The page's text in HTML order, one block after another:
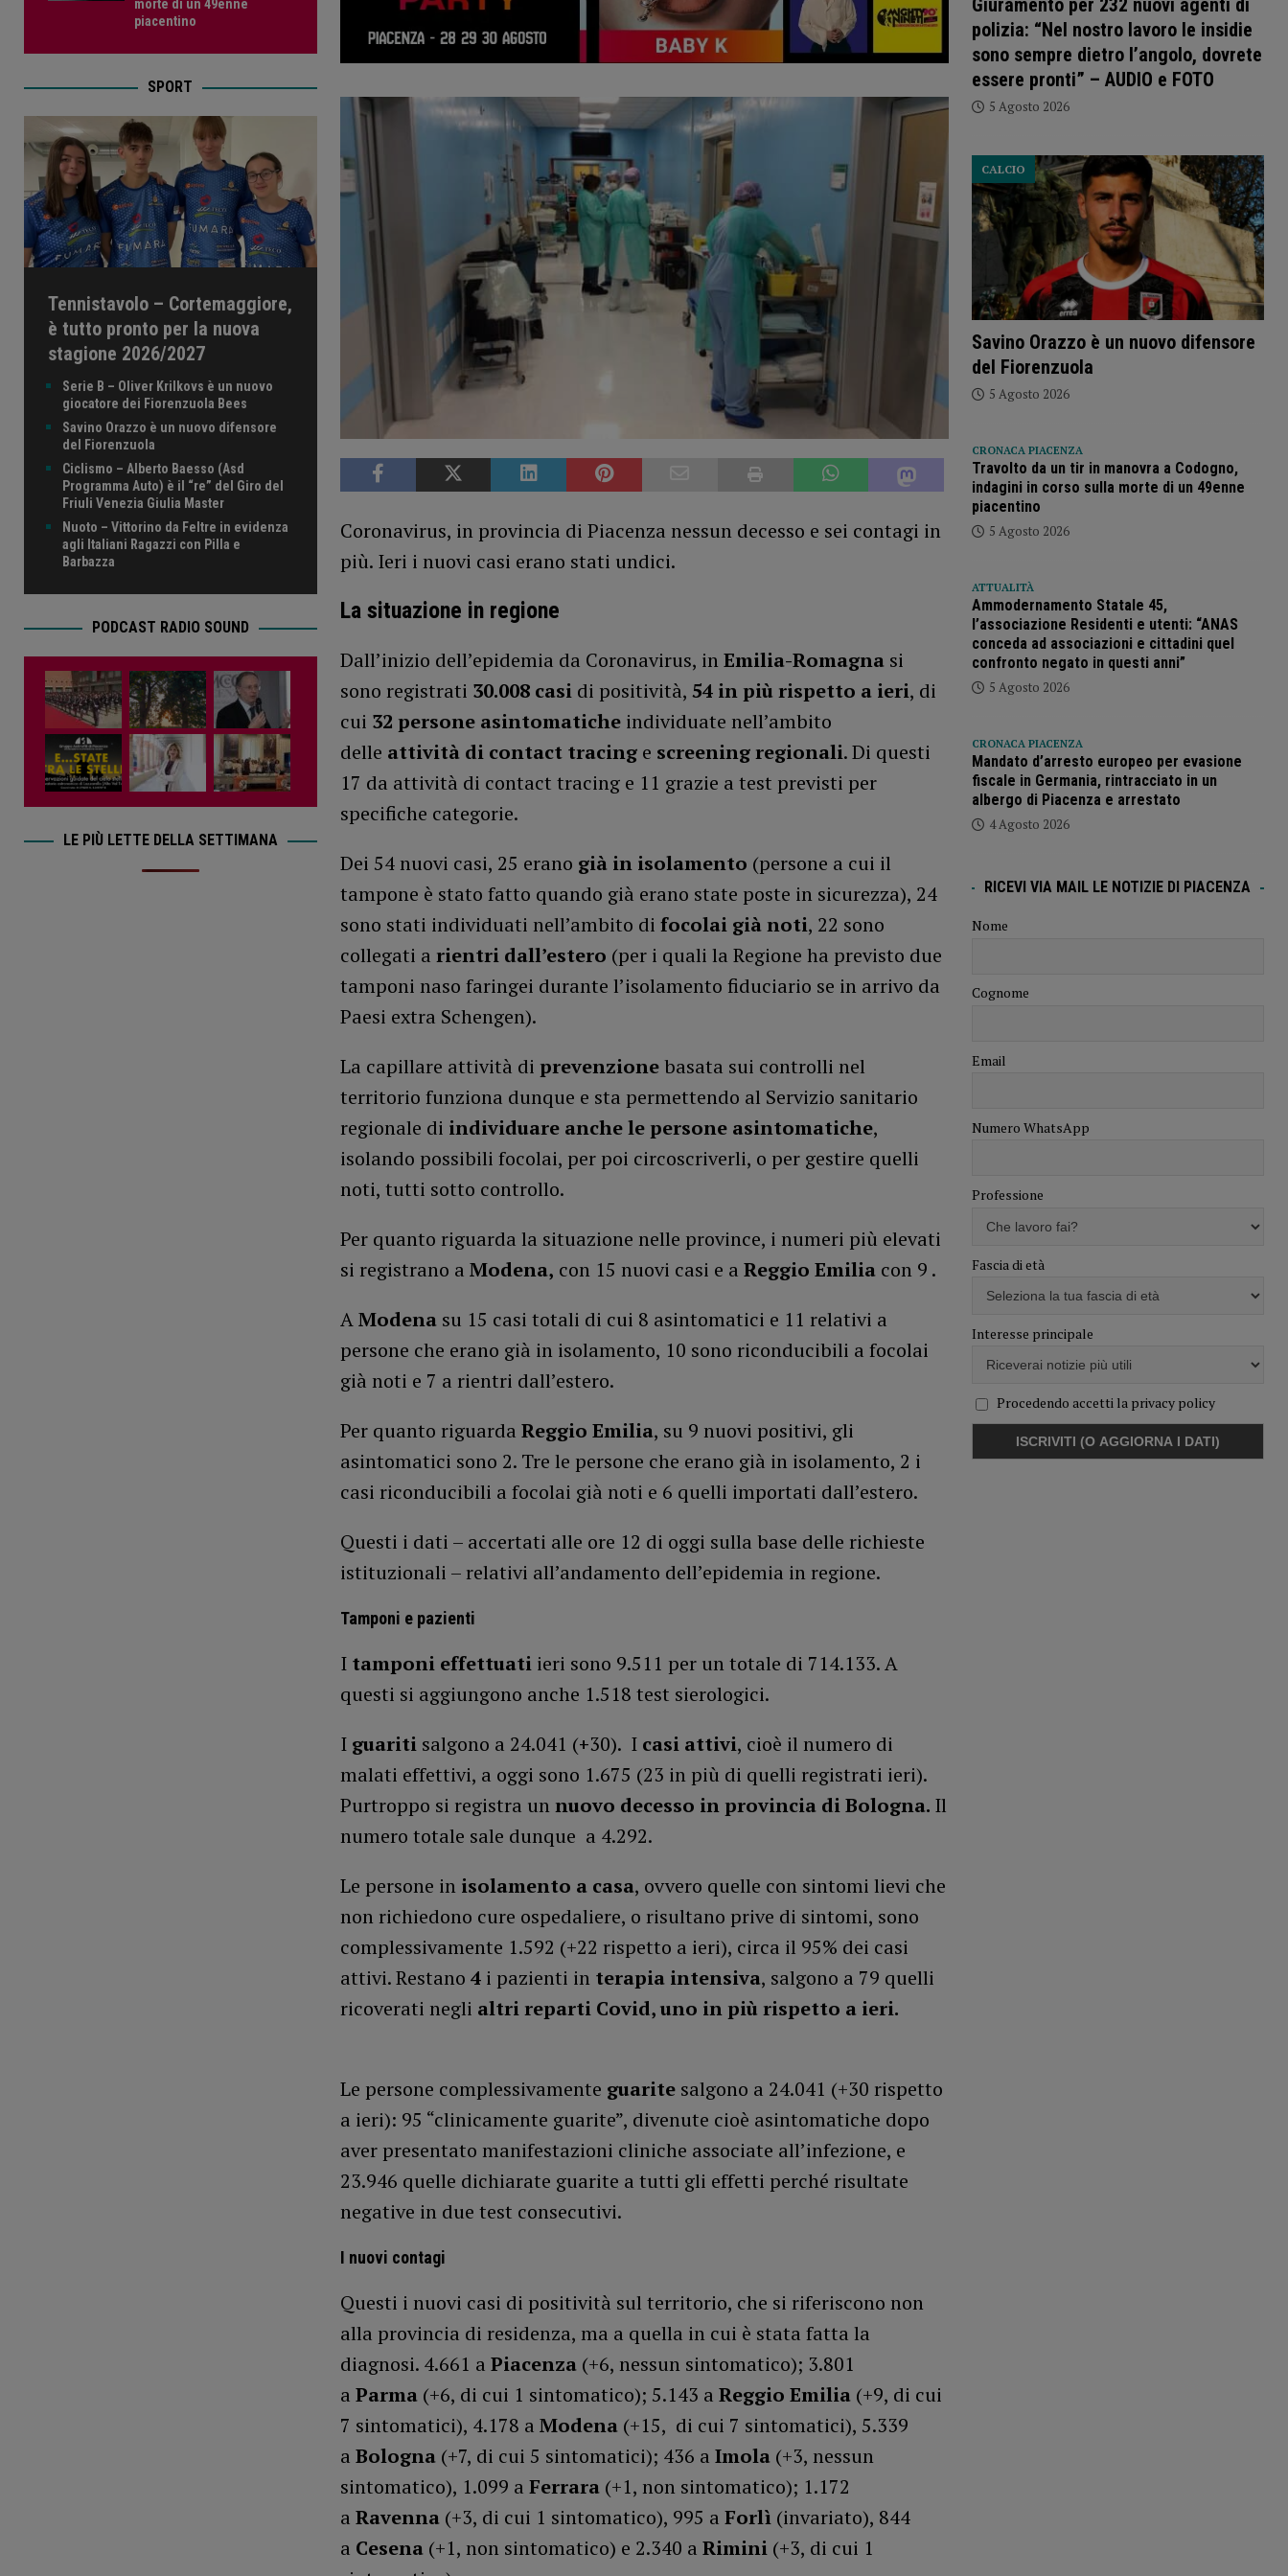
Coronavirus, in provincia di Piacenza nessun decesso e sei contagi in
più. Ieri i nuovi casi erano stati undici.
La situazione in regione
Dall’inizio dell’epidemia da Coronavirus, inEmilia-Romagnasi
sono registrati 30.008 casi di positività, 54 in più rispetto a ieri, di
cui 32 persone asintomaticheindividuate nell’ambito
delle attività di contact tracing e screening regionali. Di questi
17 da attività di contact tracing e 11 grazie a test previsti per
specifiche categorie.
Dei 54 nuovi casi, 25 erano già in isolamento (persone a cui il
tampone è stato fatto quando già erano state poste in sicurezza), 24
sono stati individuati nell’ambito di focolai già noti, 22 sono
collegati a rientri dall’estero (per i quali la Regione ha previsto due
tamponi naso faringei durante l’isolamento fiduciario se in arrivo da
Paesi extra Schengen).
La capillare attività di prevenzionebasata sui controlli nel
territorio funziona dunque e sta permettendo al Servizio sanitario
regionale di individuare anche le persone asintomatiche,
isolando possibili focolai, per poi circoscriverli, o per gestire quelli
noti, tutti sotto controllo.
Per quanto riguarda la situazione nelle province, i numeri più elevati
si registrano a Modena, con 15 nuovi casi e a Reggio Emiliacon 9 .
AModenasu 15 casi totali di cui 8 asintomatici e 11 relativi a
persone che erano già in isolamento, 10 sono riconducibili a focolai
già noti e 7 a rientri dall’estero.
Per quanto riguarda Reggio Emilia, su 9 nuovi positivi, gli
asintomatici sono 2. Tre le persone che erano già in isolamento, 2 i
casi riconducibili a focolai già noti e 6 quelli importati dall’estero.
Questi i dati – accertati alle ore 12 di oggi sulla base delle richieste
istituzionali – relativi all’andamento dell’epidemia in regione.
Tamponi e pazienti
I tamponi effettuatiieri sono 9.511 per un totale di 714.133. A
questi si aggiungono anche 1.518 test sierologici.
I guariti salgono a 24.041 (+30). I casi attivi, cioè il numero di
malati effettivi, a oggi sono 1.675 (23 in più di quelli registrati ieri).
Purtroppo si registra unnuovo decesso in provincia di Bologna. Il
numero totale sale dunque a 4.292.
Le persone in isolamento a casa, ovvero quelle con sintomi lievi che
non richiedono cure ospedaliere, o risultano prive di sintomi, sono
complessivamente 1.592 (+22 rispetto a ieri), circa il 95% dei casi
attivi. Restano 4 i pazienti interapia intensiva, salgono a 79 quelli
ricoverati negli altri reparti Covid, uno in più rispetto a ieri.
Le persone complessivamente guaritesalgono a 24.041 (+30 rispetto
a ieri): 95 “clinicamente guarite”, divenute cioè asintomatiche dopo
aver presentato manifestazioni cliniche associate all’infezione, e
23.946 quelle dichiarate guarite a tutti gli effetti perché risultate
negative in due test consecutivi.
I nuovi contagi
Questi i nuovi casi di positività sul territorio, che si riferiscono non
alla provincia di residenza, ma a quella in cui è stata fatta la
diagnosi. 4.661 a Piacenza (+6, nessun sintomatico); 3.801
a Parma (+6, di cui 1 sintomatico); 5.143 a Reggio Emilia (+9, di cui
7 sintomatici), 4.178 a Modena (+15, di cui 7 sintomatici), 5.339
a Bologna (+7, di cui 5 sintomatici); 436 a Imola (+3, nessun
sintomatico), 1.099 a Ferrara (+1, non sintomatico); 1.172
a Ravenna (+3, di cui 1 sintomatico), 995 a Forlì (invariato), 844
a Cesena (+1, non sintomatico) e 2.340 a Rimini (+3, di cui 1
morte di un 49enne
piacentino
SPORT
Tennistavolo – Cortemaggiore,
è tutto pronto per la nuova
stagione 2026/2027
Serie B – Oliver Krilkovs è un nuovo
giocatore dei Fiorenzuola Bees
Savino Orazzo è un nuovo difensore
del Fiorenzuola
Ciclismo – Alberto Baesso (Asd
Programma Auto) è il “re” del Giro del
Friuli Venezia Giulia Master
Nuoto – Vittorino da Feltre in evidenza
agli Italiani Ragazzi con Pilla e
Barbazza
PODCAST RADIO SOUND
LE PIÙ LETTE DELLA SETTIMANA
Giuramento per 232 nuovi agenti di
polizia: “Nel nostro lavoro le insidie
sono sempre dietro l’angolo, dovrete
essere pronti” – AUDIO e FOTO
5 Agosto 2026
Savino Orazzo è un nuovo difensore
del Fiorenzuola
CALCIO
5 Agosto 2026
CRONACA PIACENZA
Travolto da un tir in manovra a Codogno,
indagini in corso sulla morte di un 49enne
piacentino
5 Agosto 2026
ATTUALITÀ
Ammodernamento Statale 45,
l’associazione Residenti e utenti: “ANAS
conceda ad associazioni e cittadini quel
confronto negato in questi anni”
5 Agosto 2026
CRONACA PIACENZA
Mandato d’arresto europeo per evasione
fiscale in Germania, rintracciato in un
albergo di Piacenza e arrestato
4 Agosto 2026
RICEVI VIA MAIL LE NOTIZIE DI PIACENZA
Nome
Cognome
Email
Numero WhatsApp
Professione
Fascia di età
Interesse principale
Procedendo accetti la privacy policy